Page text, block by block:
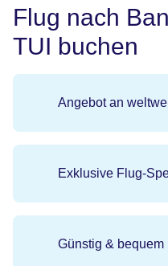
Flug nach
TUI buchen
Angebot an
Exklusive Flug-
Günstig & bequem